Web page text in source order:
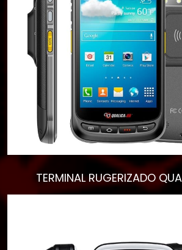
TERMINAL RUGERIZADO